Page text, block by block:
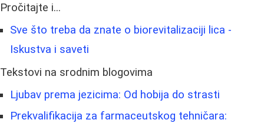
Pročitajte i...
Sve što treba da znate o biorevitalizaciji lica -
Iskustva i saveti
Tekstovi na srodnim blogovima
Ljubav prema jezicima: Od hobija do strasti
Prekvalifikacija za farmaceutskog tehničara: